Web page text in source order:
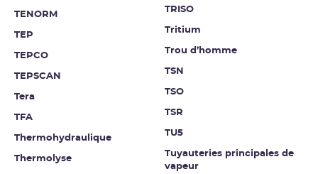
TENORM
TEP
TEPCO
TEPSCAN
Tera
TFA
Thermohydraulique
Thermolyse
TRISO
Tritium
Trou d’homme
TSN
TSO
TSR
TU5
Tuyauteries principales de
vapeur